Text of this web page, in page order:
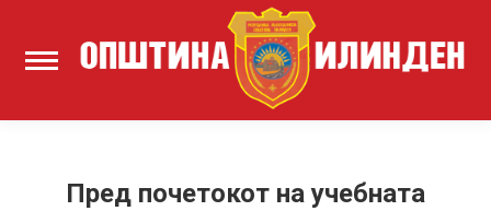
Пред почетокот на учебната